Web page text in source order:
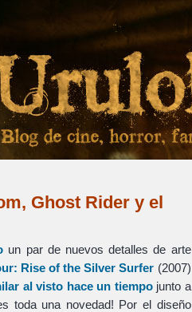
Ghost Rider y el
un par de nuevos detalles de arte
Rise of the Silver Surfer (2007)
al visto hace un tiempojunto a
toda una novedad! Por el diseño